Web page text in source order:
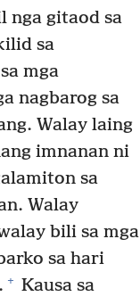
nga gitaod sa
sa
mga
nagbarog sa
Walay laing
imnanan ni
sa
Walay
bili sa mga
sa hari
+ Kausa sa